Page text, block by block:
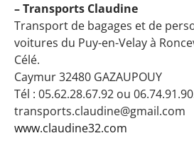
– Transports Claudine
Transport de bagages et de
voitures du Puy-en-Velay à
Célé.
Caymur 32480 GAZAUPOUY
Tél : 05.62.28.67.92 ou
transports.claudine@gmail.com
www.claudine32.com